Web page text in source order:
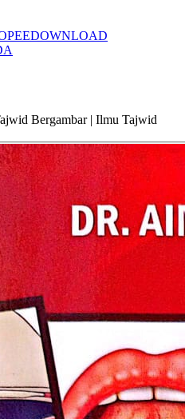
DOWNLOAD
Bergambar | Ilmu Tajwid